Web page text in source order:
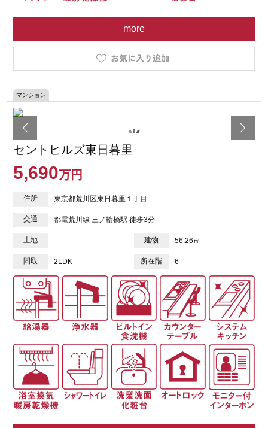
more
マンション
セントヒルズ東日暮里
5,690万円
住所 東京都荒川区東日暮里１丁目
交通 都電荒川線 三ノ輪橋駅 徒歩3分
土地 建物 56.26㎡
間取 2LDK 所在階 6